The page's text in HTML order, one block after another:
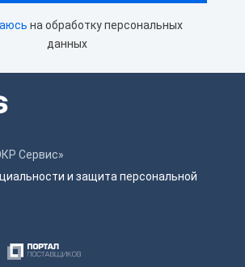
на обработку персональных
данных
Сервис»
и защита персональной